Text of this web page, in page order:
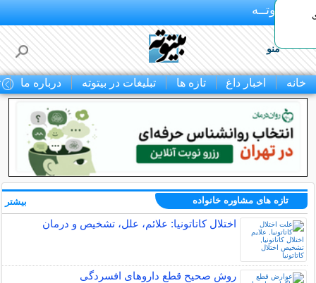
بـیتوتــه
منو
خانه اخبار داغ تازه ها تبلیغات در بیتوته درباره ما
تازه های مشاوره خانواده
اختلال کاتاتونیا: علائم، علل، تشخیص و درمان
روش صحیح قطع داروهای افسردگی
بیشتر